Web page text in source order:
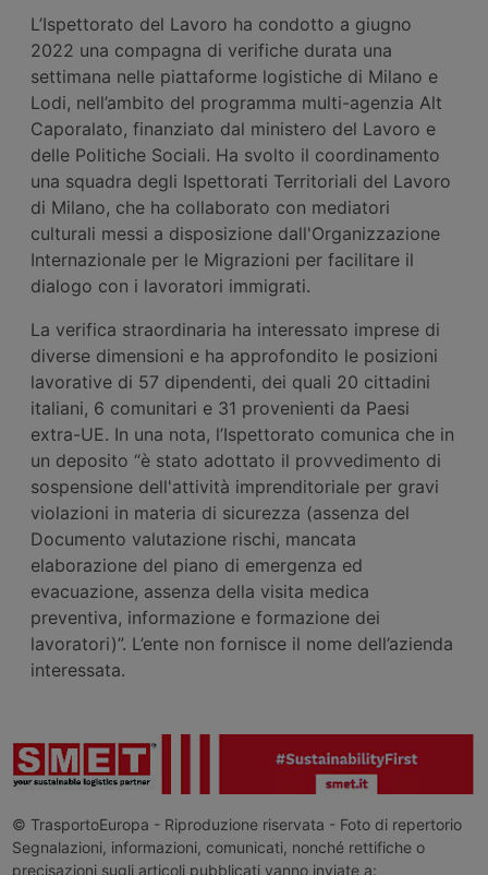
L’Ispettorato del Lavoro ha condotto a giugno
2022 una compagna di verifiche durata una
settimana nelle piattaforme logistiche di Milano e
Lodi, nell’ambito del programma multi-agenzia Alt
Caporalato, finanziato dal ministero del Lavoro e
delle Politiche Sociali. Ha svolto il coordinamento
una squadra degli Ispettorati Territoriali del Lavoro
di Milano, che ha collaborato con mediatori
culturali messi a disposizione dall'Organizzazione
Internazionale per le Migrazioni per facilitare il
dialogo con i lavoratori immigrati.
La verifica straordinaria ha interessato imprese di
diverse dimensioni e ha approfondito le posizioni
lavorative di 57 dipendenti, dei quali 20 cittadini
italiani, 6 comunitari e 31 provenienti da Paesi
extra-UE. In una nota, l’Ispettorato comunica che in
un deposito “è stato adottato il provvedimento di
sospensione dell'attività imprenditoriale per gravi
violazioni in materia di sicurezza (assenza del
Documento valutazione rischi, mancata
elaborazione del piano di emergenza ed
evacuazione, assenza della visita medica
preventiva, informazione e formazione dei
lavoratori)”. L’ente non fornisce il nome dell’azienda
interessata.
© TrasportoEuropa - Riproduzione riservata - Foto di repertorio
Segnalazioni, informazioni, comunicati, nonché rettifiche o
precisazioni sugli articoli pubblicati vanno inviate a: